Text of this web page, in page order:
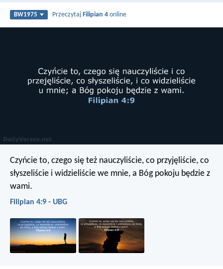
BW1975 PrzeczytajFilipian 4 online
Czyńcie to, czego się też nauczyliście, co przyjęliście, co
słyszeliście i widzieliście we mnie, a Bóg pokoju będzie z
wami.
Filipian 4:9 - UBG